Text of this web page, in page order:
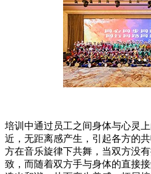
培训中通过员工之间身体与心灵
近，无距离感产生，引起各方的
方在音乐旋律下共舞，当双方没
致，而随着双方手与身体的直接